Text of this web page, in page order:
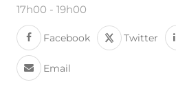
17h00 -19h00
Facebook Twitter
Email